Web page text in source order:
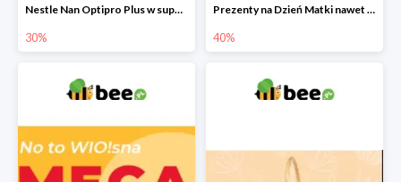
Nestle Nan Optipro Plus w super cenach!
30%
Prezenty na Dzień Matki nawet do -40%
40%